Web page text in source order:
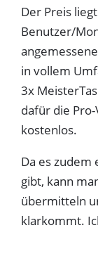
Der Preis
Benutzer/
in vollem
3x
dafür die
kostenlos.
Da es zudem
gibt, kann
übermitteln
klarkommt.